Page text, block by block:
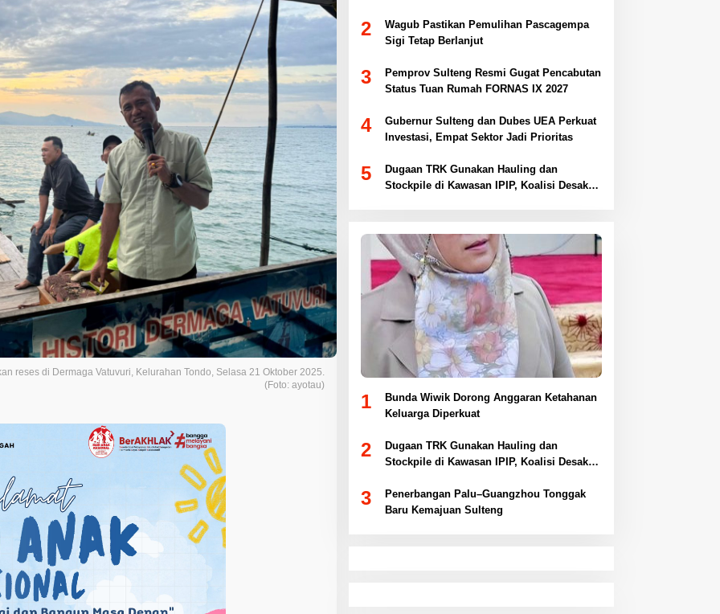
reses di Dermaga Vatuvuri, Kelurahan Tondo, Selasa 21 Oktober 2025.
(Foto: ayotau)
2
Wagub Pastikan Pemulihan Pascagempa
Sigi Tetap Berlanjut
3
Pemprov Sulteng Resmi Gugat Pencabutan
Status Tuan Rumah FORNAS IX 2027
4
Gubernur Sulteng dan Dubes UEA Perkuat
Investasi, Empat Sektor Jadi Prioritas
5
Dugaan TRK Gunakan Hauling dan
Stockpile di Kawasan IPIP, Koalisi Desak
1
Bunda Wiwik Dorong Anggaran Ketahanan
Keluarga Diperkuat
2
Dugaan TRK Gunakan Hauling dan
Stockpile di Kawasan IPIP, Koalisi Desak
3
Penerbangan Palu–Guangzhou Tonggak
Baru Kemajuan Sulteng